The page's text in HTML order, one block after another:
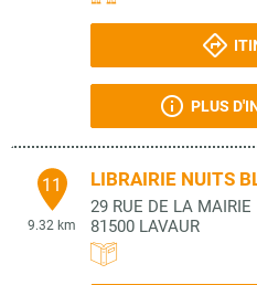
PLUS
11
9.32 km
LIBRAIRIE NUITS
29 RUE DE LA MAIRIE
81500 LAVAUR